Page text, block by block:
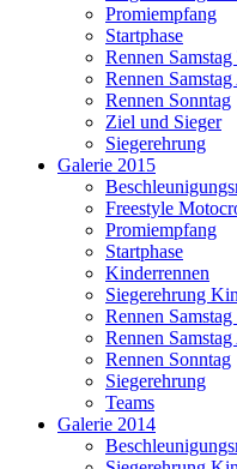
Promiempfang
Startphase
Rennen Samstag
Rennen
Rennen Sonntag
Ziel und Sieger
Siegerehrung
Galerie 2015
Freestyle
Promiempfang
Startphase
Kinderrennen
Siegerehrung
Rennen
Rennen
Rennen Sonntag
Siegerehrung
Teams
Galerie 2014